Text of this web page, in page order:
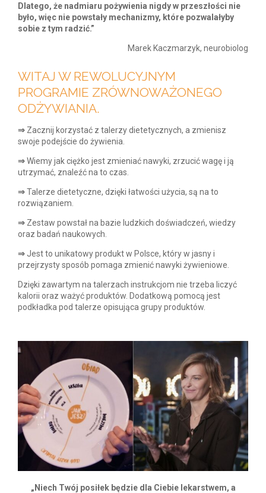
Dlatego, że nadmiaru pożywienia nigdy w przeszłości nie
było, więc nie powstały mechanizmy, które pozwalałyby
sobie z tym radzić.”
Marek Kaczmarzyk, neurobiolog
WITAJ W REWOLUCYJNYM
PROGRAMIE ZRÓWNOWAŻONEGO
ODŻYWIANIA.
⇒ Zacznij korzystać z talerzy dietetycznych, a zmienisz
swoje podejście do żywienia.
⇒Wiemy jak ciężko jest zmieniać nawyki, zrzucić wagę i ją
utrzymać, znaleźć na to czas.
⇒Talerze dietetyczne, dzięki łatwości użycia, są na to
rozwiązaniem.
⇒ Zestaw powstał na bazie ludzkich doświadczeń, wiedzy
oraz badań naukowych.
⇒ Jest to unikatowy produkt w Polsce, który w jasny i
przejrzysty sposób pomaga zmienić nawyki żywieniowe.
Dzięki zawartym na talerzach instrukcjom nie trzeba liczyć
kalorii oraz ważyć produktów. Dodatkową pomocą jest
podkładka pod talerze opisująca grupy produktów.
„Niech Twój posiłek będzie dla Ciebie lekarstwem, a